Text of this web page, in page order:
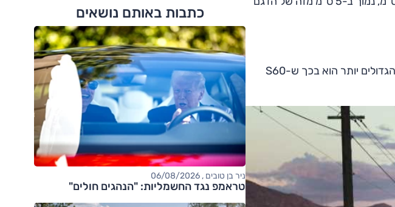
וולוו S60 חולקת אותה רצפה מודולרית עם S90 ו-XC60, וההבדל העיקרי בהשוואה לדגמים הגדולים יותר הוא בכך ש-S60
כתבות באותם נושאים
ניר בן טובים , 06/08/2026
טראמפ נגד החשמליות: "הנהגים חולים"